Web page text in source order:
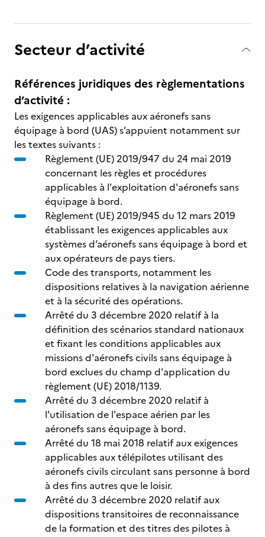
Secteur d’activité
Références juridiques des règlementations
d’activité :
Les exigences applicables aux aéronefs sans
équipage à bord (UAS) s’appuient notamment sur
les textes suivants :
Règlement (UE) 2019/947 du 24 mai 2019
concernant les règles et procédures
applicables à l'exploitation d'aéronefs sans
équipage à bord.
Règlement (UE) 2019/945 du 12 mars 2019
établissant les exigences applicables aux
systèmes d’aéronefs sans équipage à bord et
aux opérateurs de pays tiers.
Code des transports, notamment les
dispositions relatives à la navigation aérienne
et à la sécurité des opérations.
Arrêté du 3 décembre 2020 relatif à la
définition des scénarios standard nationaux
et fixant les conditions applicables aux
missions d'aéronefs civils sans équipage à
bord exclues du champ d'application du
règlement (UE) 2018/1139.
Arrêté du 3 décembre 2020 relatif à
l'utilisation de l'espace aérien par les
aéronefs sans équipage à bord.
Arrêté du 18 mai 2018 relatif aux exigences
applicables aux télépilotes utilisant des
aéronefs civils circulant sans personne à bord
à des fins autres que le loisir.
Arrêté du 3 décembre 2020 relatif aux
dispositions transitoires de reconnaissance
de la formation et des titres des pilotes à